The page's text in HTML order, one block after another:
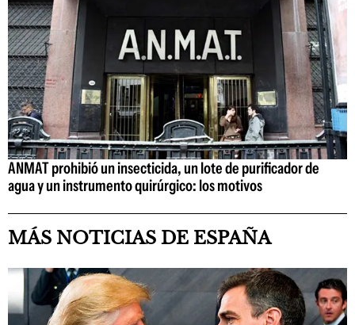
ANMAT prohibió un insecticida, un lote de purificador de
agua y un instrumento quirúrgico: los motivos
MÁS NOTICIAS DE ESPAÑA